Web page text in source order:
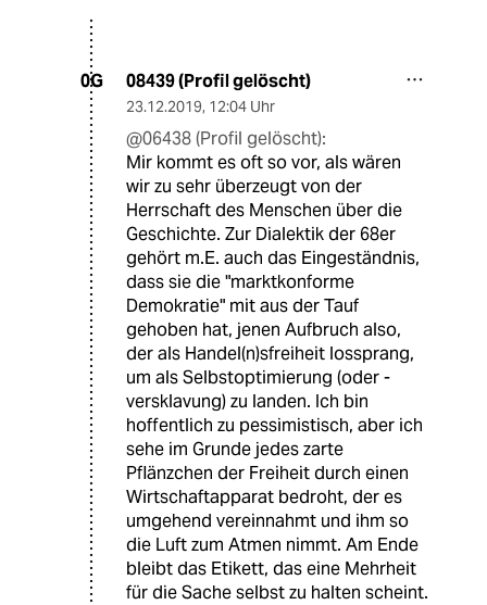
0G 08439 (Profil gelöscht)
23.12.2019, 12:04 Uhr
@06438 (Profil gelöscht):
Mir kommt es oft so vor, als wären
wir zu sehr überzeugt von der
Herrschaft des Menschen über die
Geschichte. Zur Dialektik der 68er
gehört m.E. auch das Eingeständnis,
dass sie die "marktkonforme
Demokratie" mit aus der Tauf
gehoben hat, jenen Aufbruch also,
der als Handel(n)sfreiheit lossprang,
um als Selbstoptimierung (oder -
versklavung) zu landen. Ich bin
hoffentlich zu pessimistisch, aber ich
sehe im Grunde jedes zarte
Pflänzchen der Freiheit durch einen
Wirtschaftapparat bedroht, der es
umgehend vereinnahmt und ihm so
die Luft zum Atmen nimmt. Am Ende
bleibt das Etikett, das eine Mehrheit
für die Sache selbst zu halten scheint.